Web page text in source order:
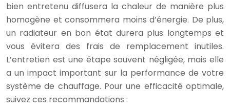
bien entretenu diffusera la chaleur de manière plus
homogène et consommera moins d’énergie. De plus,
un radiateur en bon état durera plus longtemps et
vous évitera des frais de remplacement inutiles.
L’entretien est une étape souvent négligée, mais elle
a un impact important sur la performance de votre
système de chauffage. Pour une efficacité optimale,
suivez ces recommandations :